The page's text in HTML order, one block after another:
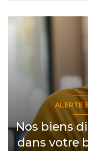
ALERTE
Nos biens
dans votre